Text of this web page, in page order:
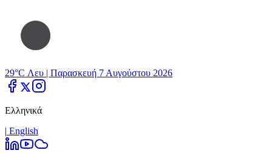
29°C Λευ | Παρασκευή 7 Αυγούστου 2026
Ελληνικά
| Εnglish